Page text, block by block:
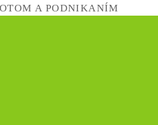
A PODNIKANÍM